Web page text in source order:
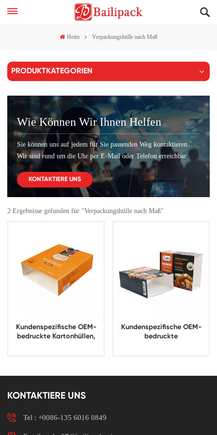
Heim Verpackungshülle nach Maß
PRODUKTKATEGORIEN
Wie Können Wir Ihnen Helfen
Sie können uns auf jedem für Sie passenden Weg kontaktieren.
Wir sind rund um die Uhr per E-Mail oder Telefon erreichbar.
KONTAKTIERE UNS
2 Ergebnisse gefunden für "Verpackungshülle nach Maß"
Kundenspezifische OEM-
bedruckte Kartonhüllen,
Kundenspezifische OEM-
bedruckte
KONTAKTIERE UNS
Tel : +0086-135 6016 0849